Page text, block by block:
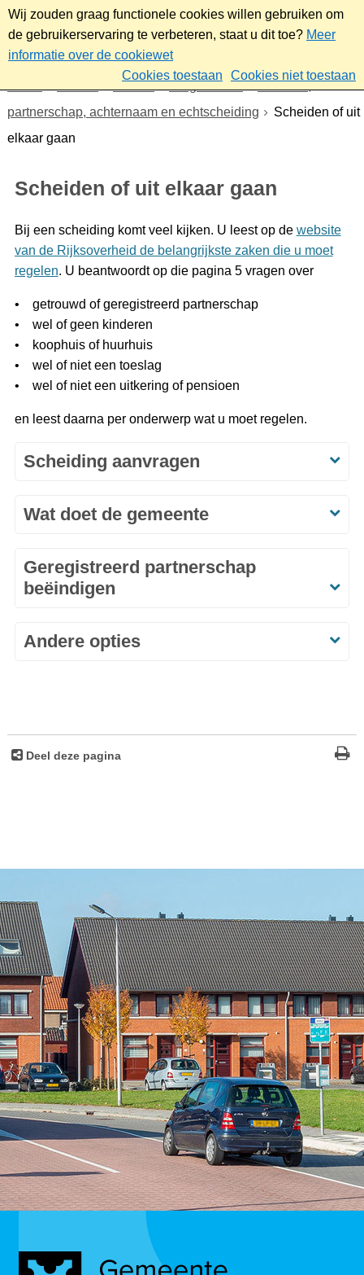
Wij zouden graag functionele cookies willen gebruiken om
de gebruikerservaring te verbeteren, staat u dit toe? Meer
informatie over de cookiewet
Cookies toestaan
Cookies niet toestaan
Wonen Burgerzaken
Trouwen,
partnerschap, achternaam en echtscheiding
Scheiden of uit
elkaar gaan
Scheiden of uit elkaar gaan
Bij een scheiding komt veel kijken. U leest op de website
van de Rijksoverheid de belangrijkste zaken die u moet
regelen. U beantwoordt op die pagina 5 vragen over
• getrouwd of geregistreerd partnerschap
• wel of geen kinderen
• koophuis of huurhuis
• wel of niet een toeslag
• wel of niet een uitkering of pensioen
en leest daarna per onderwerp wat u moet regelen.
Scheiding aanvragen
Wat doet de gemeente
Geregistreerd partnerschap
beëindigen
Andere opties
Deel deze pagina